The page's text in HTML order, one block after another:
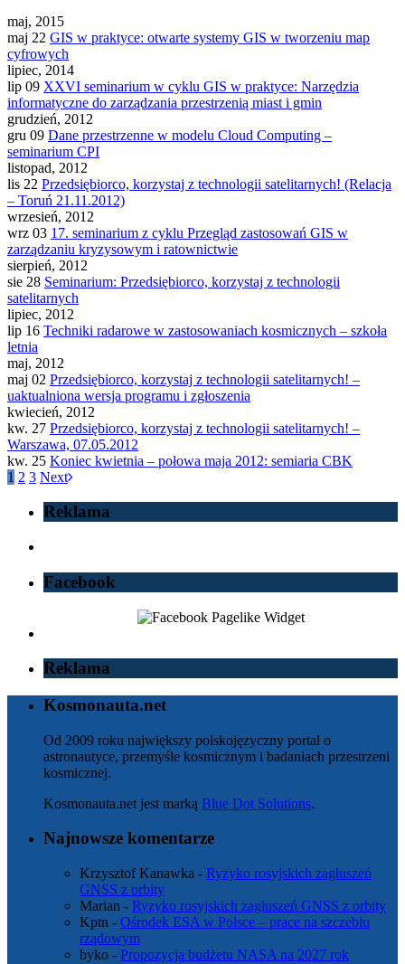
maj, 2015
maj 22 GIS w praktyce: otwarte systemy GIS w tworzeniu map
cyfrowych
lipiec, 2014
lip 09 XXVI seminarium w cyklu GIS w praktyce: Narzędzia
informatyczne do zarządzania przestrzenią miast i gmin
grudzień, 2012
gru 09 Dane przestrzenne w modelu Cloud Computing –
seminarium CPI
listopad, 2012
lis 22 Przedsiębiorco, korzystaj z technologii satelitarnych! (Relacja
– Toruń 21.11.2012)
wrzesień, 2012
wrz 03 17. seminarium z cyklu Przegląd zastosowań GIS w
zarządzaniu kryzysowym i ratownictwie
sierpień, 2012
sie 28 Seminarium: Przedsiębiorco, korzystaj z technologii
satelitarnych
lipiec, 2012
lip 16 Techniki radarowe w zastosowaniach kosmicznych – szkoła
letnia
maj, 2012
maj 02 Przedsiębiorco, korzystaj z technologii satelitarnych! –
uaktualniona wersja programu i zgłoszenia
kwiecień, 2012
kw. 27 Przedsiębiorco, korzystaj z technologii satelitarnych! –
Warszawa, 07.05.2012
kw. 25 Koniec kwietnia – połowa maja 2012: semiaria CBK
1 2 3 Next
Reklama
Facebook
Reklama
Kosmonauta.net
Od 2009 roku największy polskojęzyczny portal o
astronautyce, przemyśle kosmicznym i badaniach przestrzeni
kosmicznej.
Kosmonauta.net jest marką Blue Dot Solutions.
Najnowsze komentarze
Krzysztof Kanawka - Ryzyko rosyjskich zagłuszeń
GNSS z orbity
Marian - Ryzyko rosyjskich zagłuszeń GNSS z orbity
Kptn - Ośrodek ESA w Polsce – prace na szczeblu
rządowym
byko - Propozycja budżetu NASA na 2027 rok